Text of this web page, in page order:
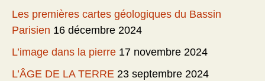
Les premières cartes géologiques du Bassin
Parisien 16 décembre 2024
L’image dans la pierre 17 novembre 2024
L’ÂGE DE LA TERRE 23 septembre 2024